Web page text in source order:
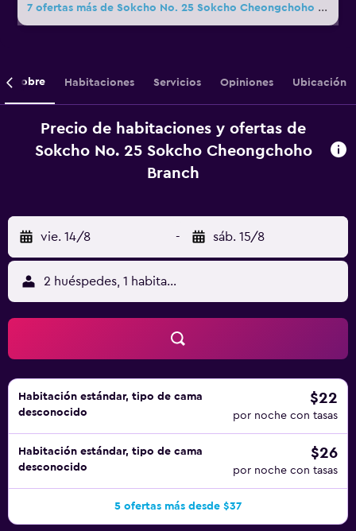
7 ofertas más de Sokcho No. 25 Sokcho Cheongchoho Branch
Sobre Habitaciones Servicios Opiniones Ubicación
Precio de habitaciones y ofertas de
Sokcho No. 25 Sokcho Cheongchoho
Branch
vie. 14/8 - sáb. 15/8
2 huéspedes, 1 habitación
Habitación estándar, tipo de cama
desconocido
$22
por noche con tasas
Habitación estándar, tipo de cama
desconocido
$26
por noche con tasas
5 ofertas más desde $37